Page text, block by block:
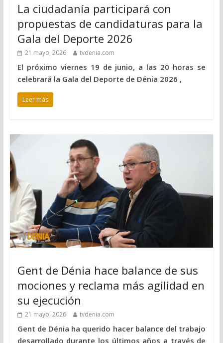
La ciudadanía participará con
propuestas de candidaturas para la
Gala del Deporte 2026
21 mayo, 2026 tvdenia.com
El próximo viernes 19 de junio, a las 20 horas se
celebrará la Gala del Deporte de Dénia 2026 ,
Leer más
Gent de Dénia hace balance de sus
mociones y reclama más agilidad en
su ejecución
21 mayo, 2026 tvdenia.com
Gent de Dénia ha querido hacer balance del trabajo
desarrollado durante los últimos años a través de